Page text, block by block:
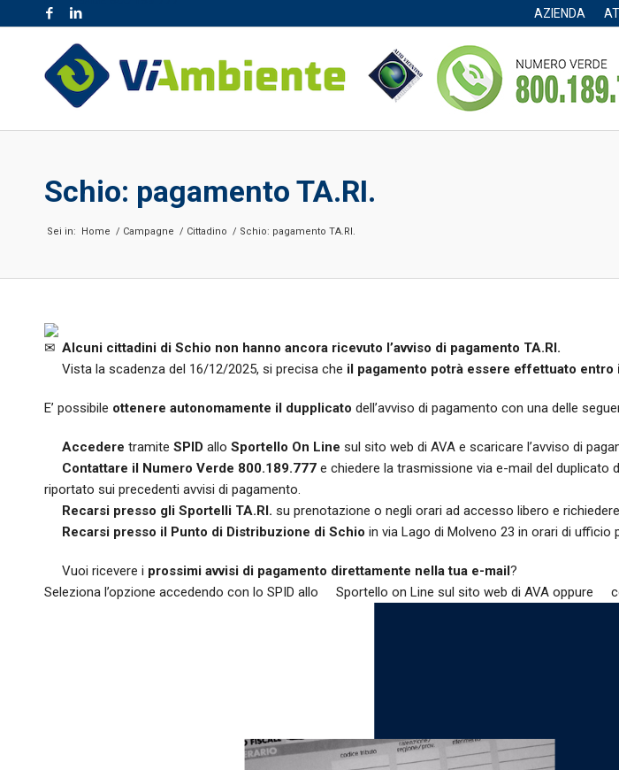
AZIENDA
Schio: pagamento TA.RI.
Sei in: Home / Campagne / Cittadino / Schio: pagamento TA.RI.
Alcuni cittadini di Schio non hanno ancora ricevuto l’avviso di pagamento TA.RI.
Vista la scadenza del 16/12/2025, si precisa che il pagamento potrà essere effettuato
E’ possibile ottenere autonomamente il dupplicato dell’avviso di pagamento con una delle
Accedere tramite SPID allo Sportello On Line sul sito web di AVA e scaricare l’avviso di
Contattare il Numero Verde 800.189.777 e chiedere la trasmissione via e-mail del duplicato
riportato sui precedenti avvisi di pagamento.
Recarsi presso gli Sportelli TA.RI. su prenotazione o negli orari ad accesso libero e
Recarsi presso il Punto di Distribuzione di Schio in via Lago di Molveno 23 in orari di ufficio
Vuoi ricevere i prossimi avvisi di pagamento direttamente nella tua e-mail?
Seleziona l’opzione accedendo con lo SPID allo
Sportello on Line sul sito web di AVA oppure